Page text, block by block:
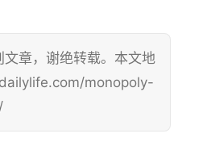
章，谢绝转载。本文地
monopoly-